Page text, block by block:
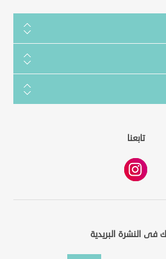
تابعنا
فى النشرة البريدية